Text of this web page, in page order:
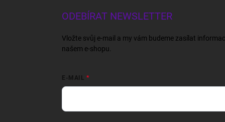
ODEBÍRAT NEWSLETTER
Vložte svůj e-mail a my vám budeme zasílat
našem e-shopu.
E-MAIL